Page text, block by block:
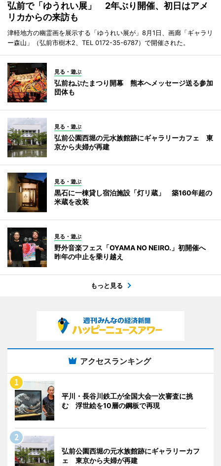
弘前で「ゆうれい展」 2年ぶり開催、初日はアメ
リカからの来訪も
津軽地方の幽霊画を展示する「ゆうれい展が」8月1日、画廊「ギャラリ
ー森山」（弘前市樹木2、TEL 0172-35-6787）で開催された。
見る・遊ぶ
弘前ねぷたまつり開幕 熊本へメッセージ送る参加
団体も
見る・遊ぶ
弘前公園西堀の元水族館跡にギャラリーカフェ 東
京から夫婦が再建
見る・遊ぶ
黒石に一棟貸し宿泊施設「灯リ蔵」 築160年超の
米蔵を改装
見る・遊ぶ
野外音楽フェス「OYAMA NO NEIRO.」初開催へ
昨年の中止を乗り越え
もっと見る
アクセスランキング
平川・長谷川鉄工が全国大会一次審査に挑
む 浮世絵を10層の鋼板で再現
弘前公園西堀の元水族館跡にギャラリーカフ
ェ 東京から夫婦が再建